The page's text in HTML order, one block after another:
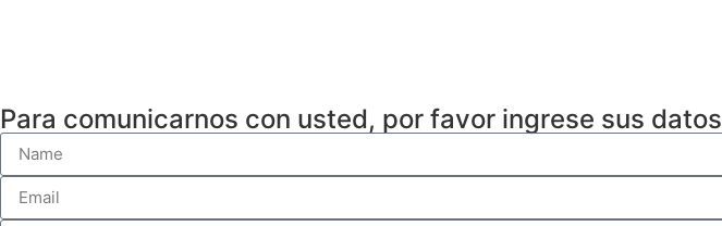
Para comunicarnos con usted, por favor ingrese sus datos